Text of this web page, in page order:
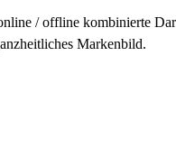
/ offline kombinierte
Markenbild.